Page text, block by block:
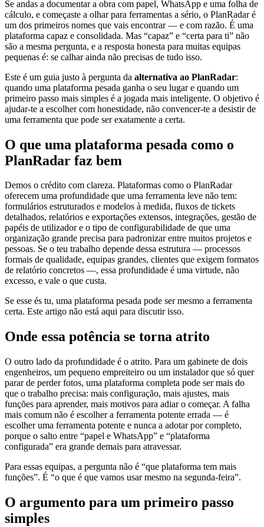
Se andas a documentar a obra com papel, WhatsApp e uma folha de
cálculo, e começaste a olhar para ferramentas a sério, o PlanRadar é
um dos primeiros nomes que vais encontrar — e com razão. É uma
plataforma capaz e consolidada. Mas “capaz” e “certa para ti” não
são a mesma pergunta, e a resposta honesta para muitas equipas
pequenas é: se calhar ainda não precisas de tudo isso.
Este é um guia justo à pergunta da alternativa ao PlanRadar:
quando uma plataforma pesada ganha o seu lugar e quando um
primeiro passo mais simples é a jogada mais inteligente. O objetivo é
ajudar-te a escolher com honestidade, não convencer-te a desistir de
uma ferramenta que pode ser exatamente a certa.
O que uma plataforma pesada como o
PlanRadar faz bem
Demos o crédito com clareza. Plataformas como o PlanRadar
oferecem uma profundidade que uma ferramenta leve não tem:
formulários estruturados e modelos à medida, fluxos de tickets
detalhados, relatórios e exportações extensos, integrações, gestão de
papéis de utilizador e o tipo de configurabilidade de que uma
organização grande precisa para padronizar entre muitos projetos e
pessoas. Se o teu trabalho depende dessa estrutura — processos
formais de qualidade, equipas grandes, clientes que exigem formatos
de relatório concretos —, essa profundidade é uma virtude, não
excesso, e vale o que custa.
Se esse és tu, uma plataforma pesada pode ser mesmo a ferramenta
certa. Este artigo não está aqui para discutir isso.
Onde essa potência se torna atrito
O outro lado da profundidade é o atrito. Para um gabinete de dois
engenheiros, um pequeno empreiteiro ou um instalador que só quer
parar de perder fotos, uma plataforma completa pode ser mais do
que o trabalho precisa: mais configuração, mais ajustes, mais
funções para aprender, mais motivos para adiar o começar. A falha
mais comum não é escolher a ferramenta potente errada — é
escolher uma ferramenta potente e nunca a adotar por completo,
porque o salto entre “papel e WhatsApp” e “plataforma
configurada” era grande demais para atravessar.
Para essas equipas, a pergunta não é “que plataforma tem mais
funções”. É “o que é que vamos usar mesmo na segunda-feira”.
O argumento para um primeiro passo
simples